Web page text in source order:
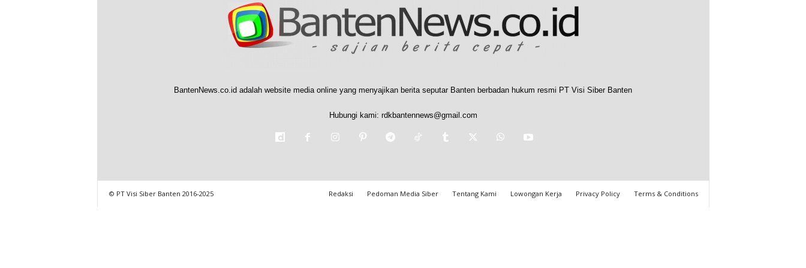
BantenNews.co.id adalah website media online yang menyajikan berita seputar Banten berbadan hukum resmi PT Visi Siber Banten
Hubungi kami: rdkbantennews@gmail.com
Redaksi Pedoman Media Siber Tentang Kami Lowongan Kerja Privacy Policy Terms & Conditions
© PT Visi Siber Banten 2016-2025